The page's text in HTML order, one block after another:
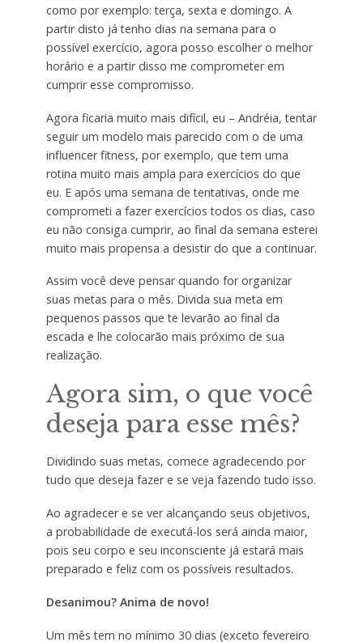
como por exemplo: terça, sexta e domingo. A
partir disto já tenho dias na semana para o
possível exercício, agora posso escolher o melhor
horário e a partir disso me comprometer em
cumprir esse compromisso.
Agora ficaria muito mais difícil, eu – Andréia, tentar
seguir um modelo mais parecido com o de uma
influencer fitness, por exemplo, que tem uma
rotina muito mais ampla para exercícios do que
eu. E após uma semana de tentativas, onde me
comprometi a fazer exercícios todos os dias, caso
eu não consiga cumprir, ao final da semana esterei
muito mais propensa a desistir do que a continuar.
Assim você deve pensar quando for organizar
suas metas para o mês. Divida sua meta em
pequenos passos que te levarão ao final da
escada e lhe colocarão mais próximo de sua
realização.
Agora sim, o que você
deseja para esse mês?
Dividindo suas metas, comece agradecendo por
tudo que deseja fazer e se veja fazendo tudo isso.
Ao agradecer e se ver alcançando seus objetivos,
a probabilidade de executá-los será ainda maior,
pois seu corpo e seu inconsciente já estará mais
preparado e feliz com os possíveis resultados.
Desanimou? Anima de novo!
Um mês tem no mínimo 30 dias (exceto fevereiro